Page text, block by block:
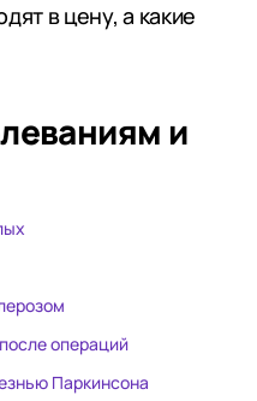
в цену, а какие
и
операций
Паркинсона